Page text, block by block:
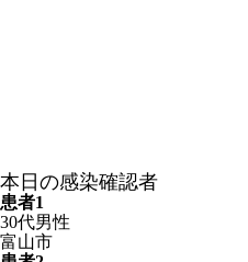
本日の感染確認者
患者1
30代男性
富山市